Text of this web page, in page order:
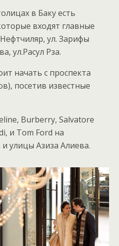
в Баку есть
входят главные
ул. Зарифы
ул.Расул Рза.
начать с проспекта
посетив известные
Burberry, Salvatore
и Tom Ford на
улицы Азиза Алиева.